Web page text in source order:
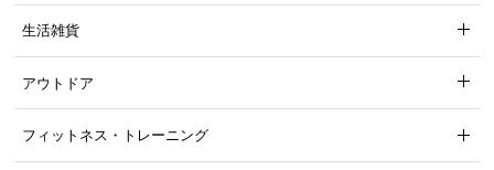
生活雑貨
アウトドア
フィットネス・トレーニング